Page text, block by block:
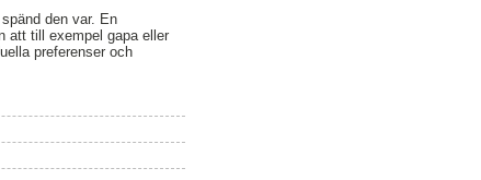
den var. En
att till exempel gapa eller
preferenser och